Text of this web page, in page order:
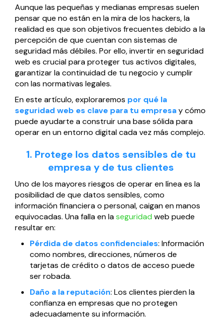
Soluciones TI
Soporte Técnico
Página web para Restaurantes
Página web para Tiendas Virtuales
Página web para Empresas
Marketing por Google
CONTÁCTANOS
Aunque las pequeñas y medianas empresas suelen
pensar que no están en la mira de los hackers, la
realidad es que son objetivos frecuentes debido a la
percepción de que cuentan con sistemas de
seguridad más débiles. Por ello, invertir en seguridad
web es crucial para proteger tus activos digitales,
garantizar la continuidad de tu negocio y cumplir
con las normativas legales.
En este artículo, exploraremos por qué la
seguridad web es clave para tu empresay cómo
puede ayudarte a construir una base sólida para
operar en un entorno digital cada vez más complejo.
1. Protege los datos sensibles de tu
empresa y de tus clientes
Uno de los mayores riesgos de operar en línea es la
posibilidad de que datos sensibles, como
información financiera o personal, caigan en manos
equivocadas. Una falla en laseguridad web puede
resultar en:
Pérdida de datos confidenciales: Información
como nombres, direcciones, números de
tarjetas de crédito o datos de acceso puede
ser robada.
Daño a la reputación: Los clientes pierden la
confianza en empresas que no protegen
adecuadamente su información.